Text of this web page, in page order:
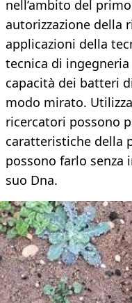
nell’ambito del
autorizzazione della
applicazioni della
tecnica di
capacità dei batteri
modo mirato.
ricercatori possono
caratteristiche della
possono farlo senza
suo Dna.